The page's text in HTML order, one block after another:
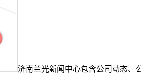
济南兰光新闻中心包含公司动态、